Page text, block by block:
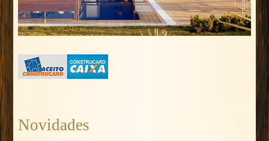
Novidades